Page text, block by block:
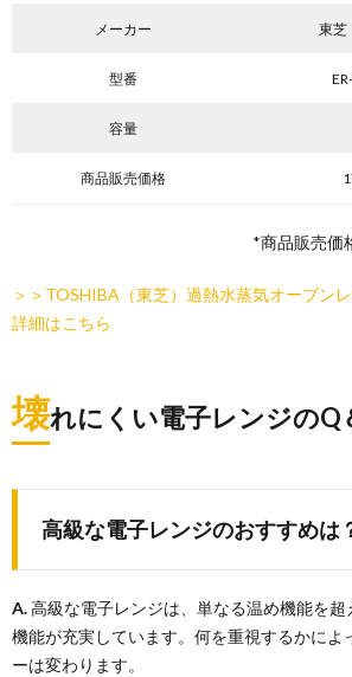
メーカー 東芝
型番
容量
商品販売価格
*商品販売価
＞＞TOSHIBA（東芝）過熱水蒸気オーブン
詳細はこちら
壊れにくい電子レンジのQ
高級な電子レンジのおすすめは
A.高級な電子レンジは、単なる温め機能を
機能が充実しています。何を重視するかによ
ーは変わります。